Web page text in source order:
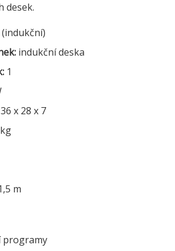
desek.
indukční deska
1
36 x 28 x 7
m
programy